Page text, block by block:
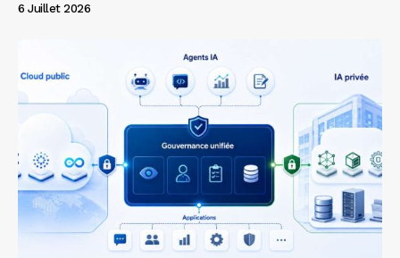
6 Juillet 2026